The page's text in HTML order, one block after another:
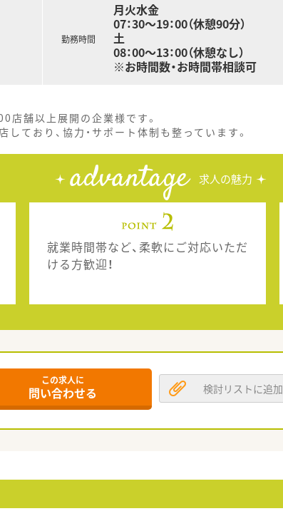
勤務時間
月火水金
07：30～19：00（休憩90分）
土
08：00～13：00（休憩なし）
※お時間数・お時間帯相談可
店舗以上展開の企業様です。
ており、協力・サポート体制も整っています。
advantage 求人の魅力
就業時間帯など、柔軟にご対応いただ
ける方歓迎！
この求人に
問い合わせる 検討リストに追加